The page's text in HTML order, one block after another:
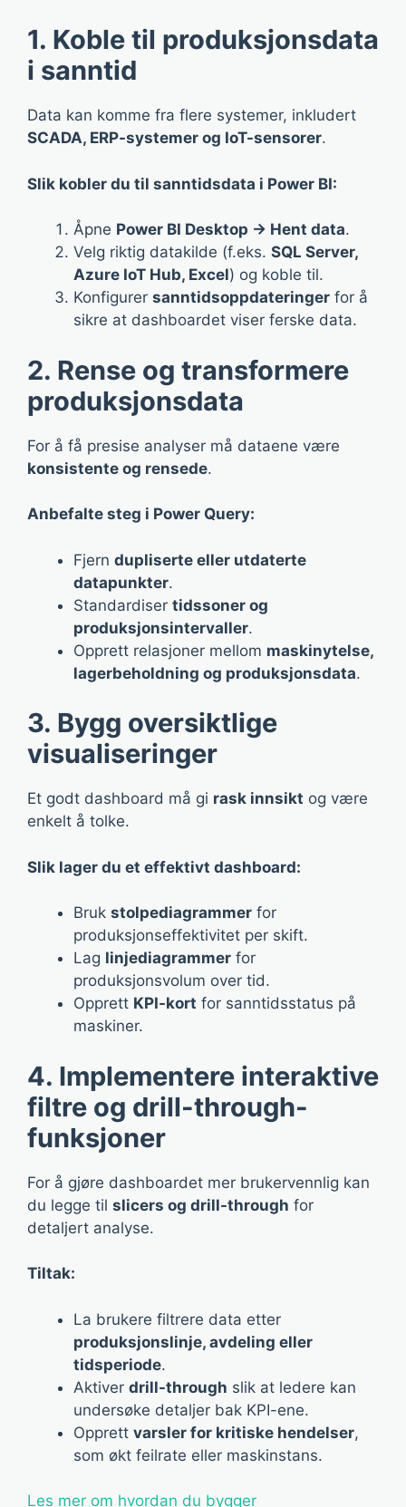
1. Koble til produksjonsdata
i sanntid
Data kan komme fra flere systemer, inkludert
SCADA, ERP-systemer og IoT-sensorer.
Slik kobler du til sanntidsdata i Power BI:
Åpne Power BI Desktop → Hent data.
Velg riktig datakilde (f.eks. SQL Server,
Azure IoT Hub, Excel) og koble til.
Konfigurer sanntidsoppdateringer for å
sikre at dashboardet viser ferske data.
2. Rense og transformere
produksjonsdata
For å få presise analyser må dataene være
konsistente og rensede.
Anbefalte steg i Power Query:
Fjern dupliserte eller utdaterte
datapunkter.
Standardiser tidssoner og
produksjonsintervaller.
Opprett relasjoner mellom maskinytelse,
lagerbeholdning og produksjonsdata.
3. Bygg oversiktlige
visualiseringer
Et godt dashboard må gi rask innsikt og være
enkelt å tolke.
Slik lager du et effektivt dashboard:
Bruk stolpediagrammer for
produksjonseffektivitet per skift.
Lag linjediagrammer for
produksjonsvolum over tid.
Opprett KPI-kort for sanntidsstatus på
maskiner.
4. Implementere interaktive
filtre og drill-through-
funksjoner
For å gjøre dashboardet mer brukervennlig kan
du legge til slicers og drill-through for
detaljert analyse.
Tiltak:
La brukere filtrere data etter
produksjonslinje, avdeling eller
tidsperiode.
Aktiver drill-through slik at ledere kan
undersøke detaljer bak KPI-ene.
Opprett varsler for kritiske hendelser,
som økt feilrate eller maskinstans.
Les mer om hvordan du bygger